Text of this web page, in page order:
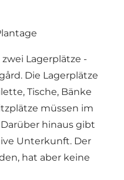
Lagerplätze -
Die Lagerplätze
Tische, Bänke
müssen im
hinaus gibt
Unterkunft. Der
hat aber keine